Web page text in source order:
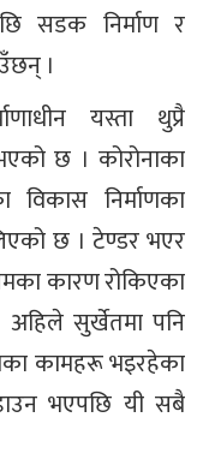
सडक निर्माण र
।
यस्ता थुप्रै
छ । कोरोनाका
निर्माणका
छ । टेण्डर भएर
कारण रोकिएका
अहिले सुर्खेतमा पनि
कामहरू भइरहेका
भएपछि यी सबै